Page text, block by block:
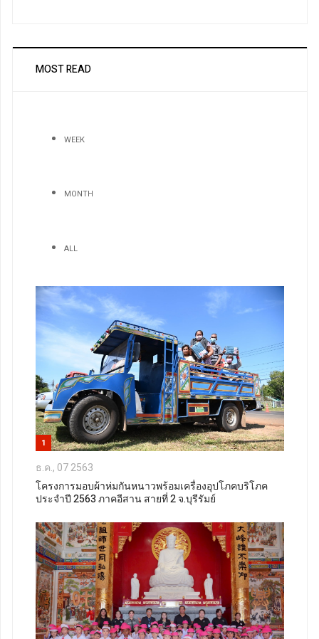
MOST READ
WEEK
MONTH
ALL
1
ธ.ค., 07 2563
โครงการมอบผ้าห่มกันหนาวพร้อมเครื่องอุปโภคบริโภค
ประจำปี 2563 ภาคอีสาน สายที่ 2 จ.บุรีรัมย์